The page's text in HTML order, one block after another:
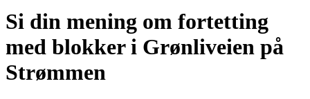
Si din mening om fortetting
med blokker i Grønliveien på
Strømmen